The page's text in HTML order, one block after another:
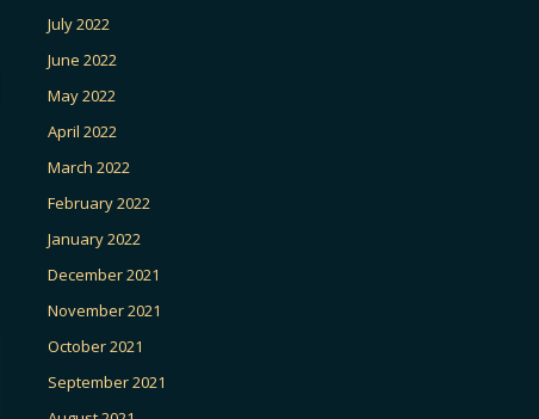
July 2022
June 2022
May 2022
April 2022
March 2022
February 2022
January 2022
December 2021
November 2021
October 2021
September 2021